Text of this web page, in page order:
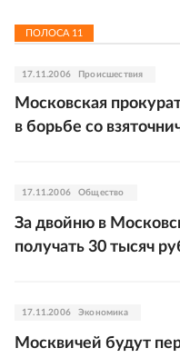
ПОЛОСА 11
17.11.2006 Происшествия
Московская
в борьбе со
17.11.2006 Общество
За двойню в
получать 30 тысяч
17.11.2006 Экономика
Москвичей будут